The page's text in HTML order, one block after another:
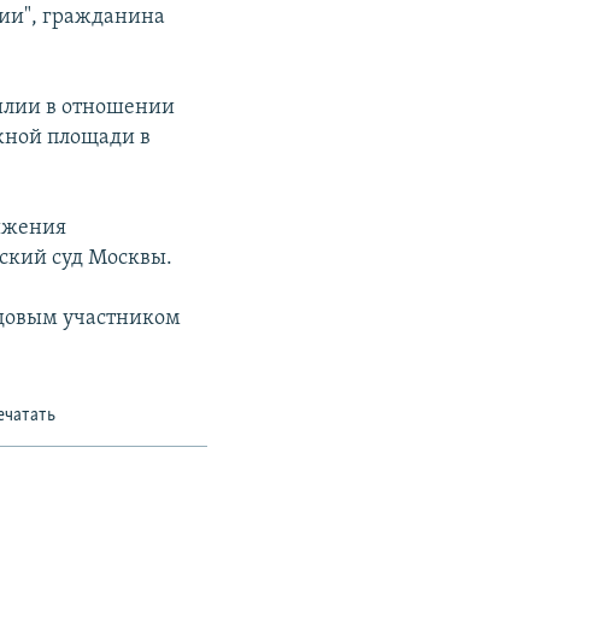
гражданина
в отношении
площади в
суд Москвы.
участником